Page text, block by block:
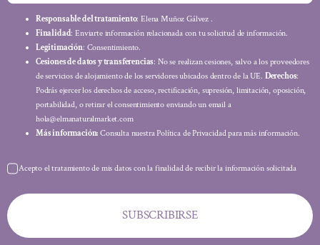
Responsable del tratamiento: Elena Muñoz Gálvez .
Finalidad: Enviarte información relacionada con tu solicitud de información.
Legitimación: Consentimiento.
Cesiones de datos y transferencias: No se realizan cesiones, salvo a los proveedores
de servicios de alojamiento de los servidores ubicados dentro de la UE. Derechos:
Podrás ejercer los derechos de acceso, rectificación, supresión, limitación, oposición,
portabilidad, o retirar el consentimiento enviando un email a
hola@elmanaturalmarket.com
Más información: Consulta nuestra Política de Privacidad para más información.
Acepto el tratamiento de mis datos con la finalidad de recibir la información solicitada
SUBSCRIBIRSE